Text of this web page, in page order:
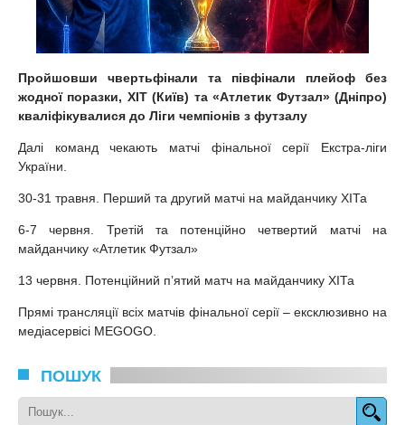
Пройшовши чвертьфінали та півфінали плейоф без
жодної поразки, ХІТ (Київ) та «Атлетик Футзал» (Дніпро)
кваліфікувалися до Ліги чемпіонів з футзалу
Далі команд чекають матчі фінальної серії Екстра-ліги
України.
30-31 травня. Перший та другий матчі на майданчику ХІТа
6-7 червня. Третій та потенційно четвертий матчі на
майданчику «Атлетик Футзал»
13 червня. Потенційний пʼятий матч на майданчику ХІТа
Прямі трансляції всіх матчів фінальної серії – ексклюзивно на
медіасервісі MEGOGO.
ПОШУК